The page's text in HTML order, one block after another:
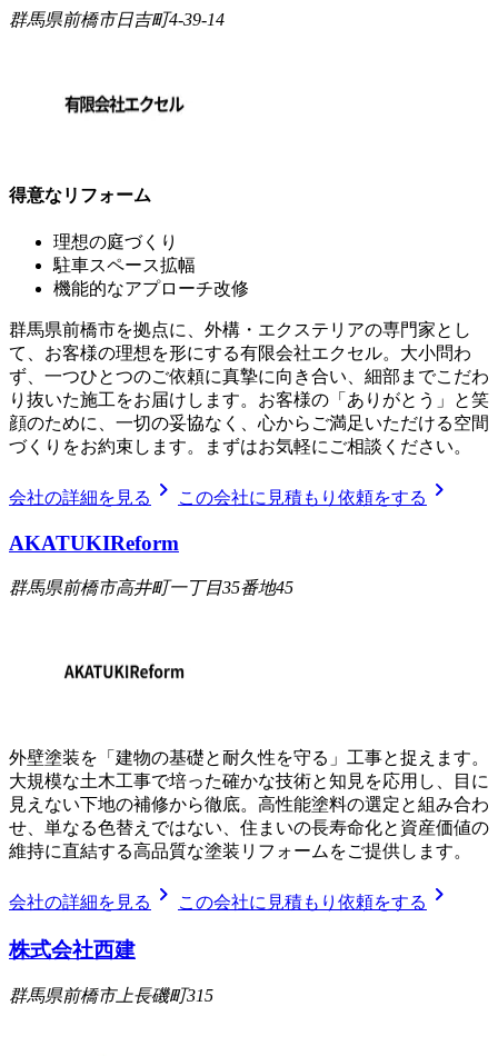
群馬県前橋市日吉町4-39-14
得意なリフォーム
理想の庭づくり
駐車スペース拡幅
機能的なアプローチ改修
群馬県前橋市を拠点に、外構・エクステリアの専門家とし
て、お客様の理想を形にする有限会社エクセル。大小問わ
ず、一つひとつのご依頼に真摯に向き合い、細部までこだわ
り抜いた施工をお届けします。お客様の「ありがとう」と笑
顔のために、一切の妥協なく、心からご満足いただける空間
づくりをお約束します。まずはお気軽にご相談ください。
会社の詳細を見る chevron_right この会社に見積もり依頼をする chevron_right
AKATUKIReform
群馬県前橋市高井町一丁目35番地45
外壁塗装を「建物の基礎と耐久性を守る」工事と捉えます。
大規模な土木工事で培った確かな技術と知見を応用し、目に
見えない下地の補修から徹底。高性能塗料の選定と組み合わ
せ、単なる色替えではない、住まいの長寿命化と資産価値の
維持に直結する高品質な塗装リフォームをご提供します。
会社の詳細を見る chevron_right この会社に見積もり依頼をする chevron_right
株式会社西建
群馬県前橋市上長磯町315